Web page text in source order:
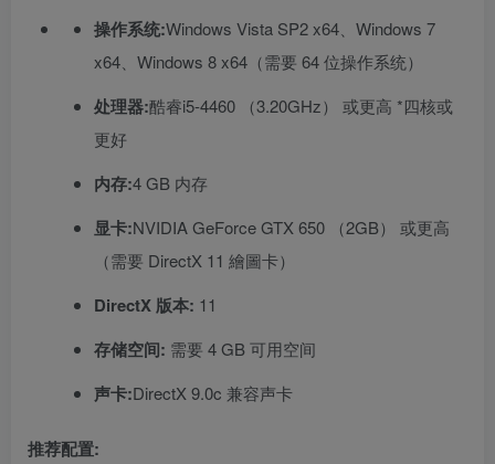
操作系统:Windows Vista SP2 x64、Windows 7
x64、Windows 8 x64（需要 64 位操作系统）
处理器:酷睿i5-4460 （3.20GHz） 或更高 *四核或
更好
内存:4 GB 内存
显卡:NVIDIA GeForce GTX 650 （2GB） 或更高
（需要 DirectX 11 繪圖卡）
DirectX 版本: 11
存储空间: 需要 4 GB 可用空间
声卡:DirectX 9.0c 兼容声卡
推荐配置: